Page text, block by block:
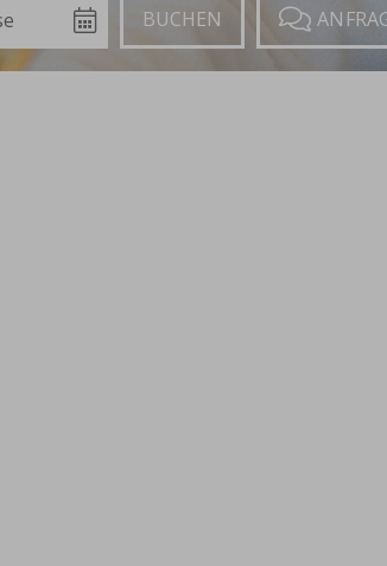
Buchen Anfragen